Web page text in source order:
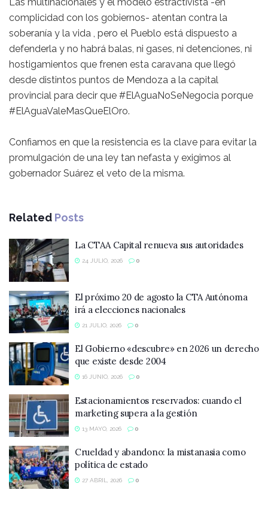
complicidad con los gobiernos- atentan contra la
soberanía y la vida , pero el Pueblo está dispuesto a
defenderla y no habrá balas, ni gases, ni detenciones, ni
hostigamientos que frenen esta caravana que llegó
desde distintos puntos de Mendoza a la capital
provincial para decir que #ElAguaNoSeNegocia porque
#ElAguaValeMasQueElOro.
Confiamos en que la resistencia es la clave para evitar la
promulgación de una ley tan nefasta y exigimos al
gobernador Suárez el veto de la misma.
Related Posts
La CTAA Capital renueva sus autoridades
24 JULIO, 2026 0
El próximo 20 de agosto la CTA Autónoma
irá a elecciones nacionales
21 JULIO, 2026 0
El Gobierno «descubre» en 2026 un derecho
que existe desde 2004
16 JUNIO, 2026 0
Estacionamientos reservados: cuando el
marketing supera a la gestión
13 MAYO, 2026 0
Crueldad y abandono: la mistanasia como
política de estado
27 ABRIL, 2026 0